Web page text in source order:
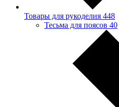
Товары для рукоделия 448
Тесьма для поясов 40